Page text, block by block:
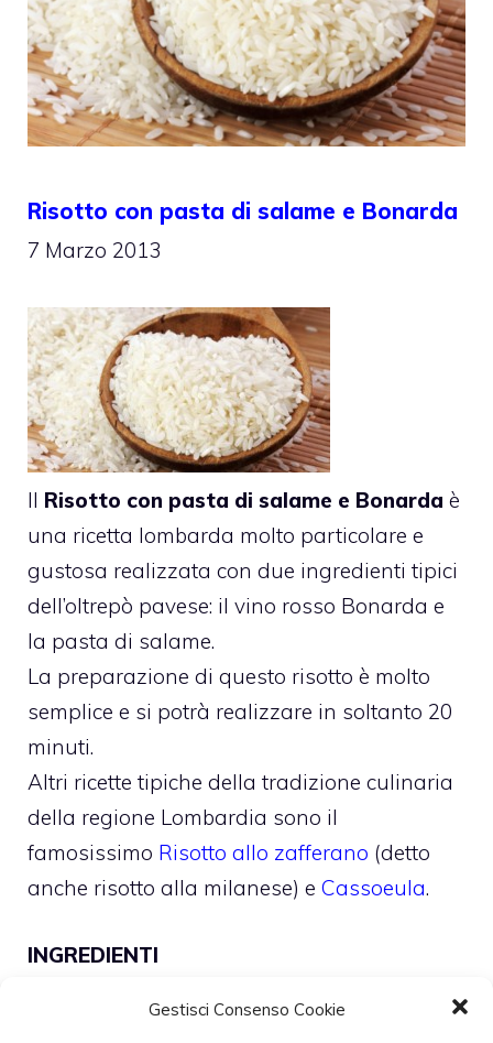
Gestisci Consenso Cookie
Risotto con pasta di salame e Bonarda
7 Marzo 2013
Il Risotto con pasta di salame e Bonarda è
una ricetta lombarda molto particolare e
gustosa realizzata con due ingredienti tipici
dell’oltrepò pavese: il vino rosso Bonarda e
la pasta di salame.
La preparazione di questo risotto è molto
semplice e si potrà realizzare in soltanto 20
minuti.
Altri ricette tipiche della tradizione culinaria
della regione Lombardia sono il
famosissimo Risotto allo zafferano (detto
anche risotto alla milanese) e Cassoeula.
INGREDIENTI